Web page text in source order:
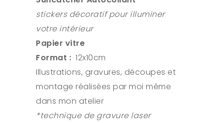
stickers décoratif pour illuminer
votre intérieur
Papier vitre
Format :12x10cm
Illustrations, gravures, découpes et
montage réalisées par moi même
dans mon atelier
*technique de gravure laser